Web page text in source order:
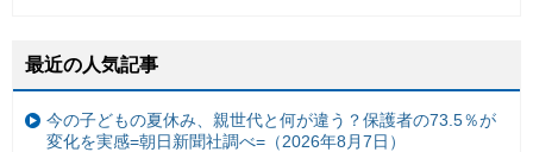
最近の人気記事
今の子どもの夏休み、親世代と何が違う？保護者の73.5％が
変化を実感=朝日新聞社調べ=（2026年8月7日）